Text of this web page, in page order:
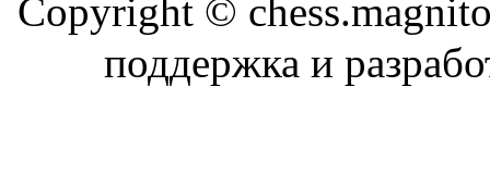
Copyright ©
поддержка и